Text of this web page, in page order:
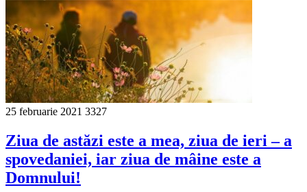
25 februarie 2021 3327
Ziua de astăzi este a mea, ziua de ieri – a
spovedaniei, iar ziua de mâine este a
Domnului!